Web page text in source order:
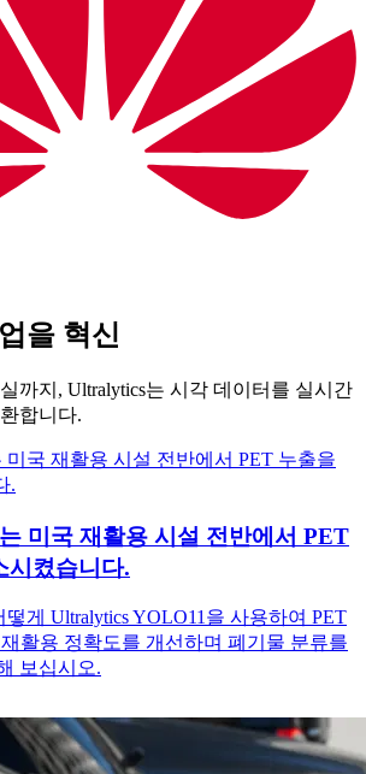
을 혁신
까지, Ultralytics는 시각 데이터를 실시간
합니다.
미국 재활용 시설 전반에서 PET
시켰습니다.
떻게 Ultralytics YOLO11을 사용하여 PET
활용 정확도를 개선하며 폐기물 분류를
보십시오.